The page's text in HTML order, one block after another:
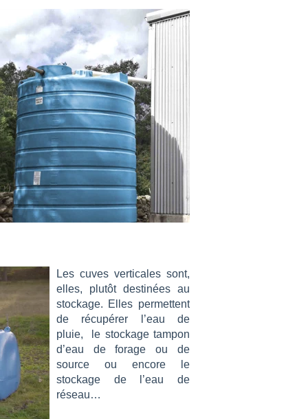
Les cuves verticales sont,
elles, plutôt destinées au
stockage. Elles permettent
de récupérer l’eau de
pluie, le stockage tampon
d’eau de forage ou de
source ou encore le
stockage de l’eau de
réseau…